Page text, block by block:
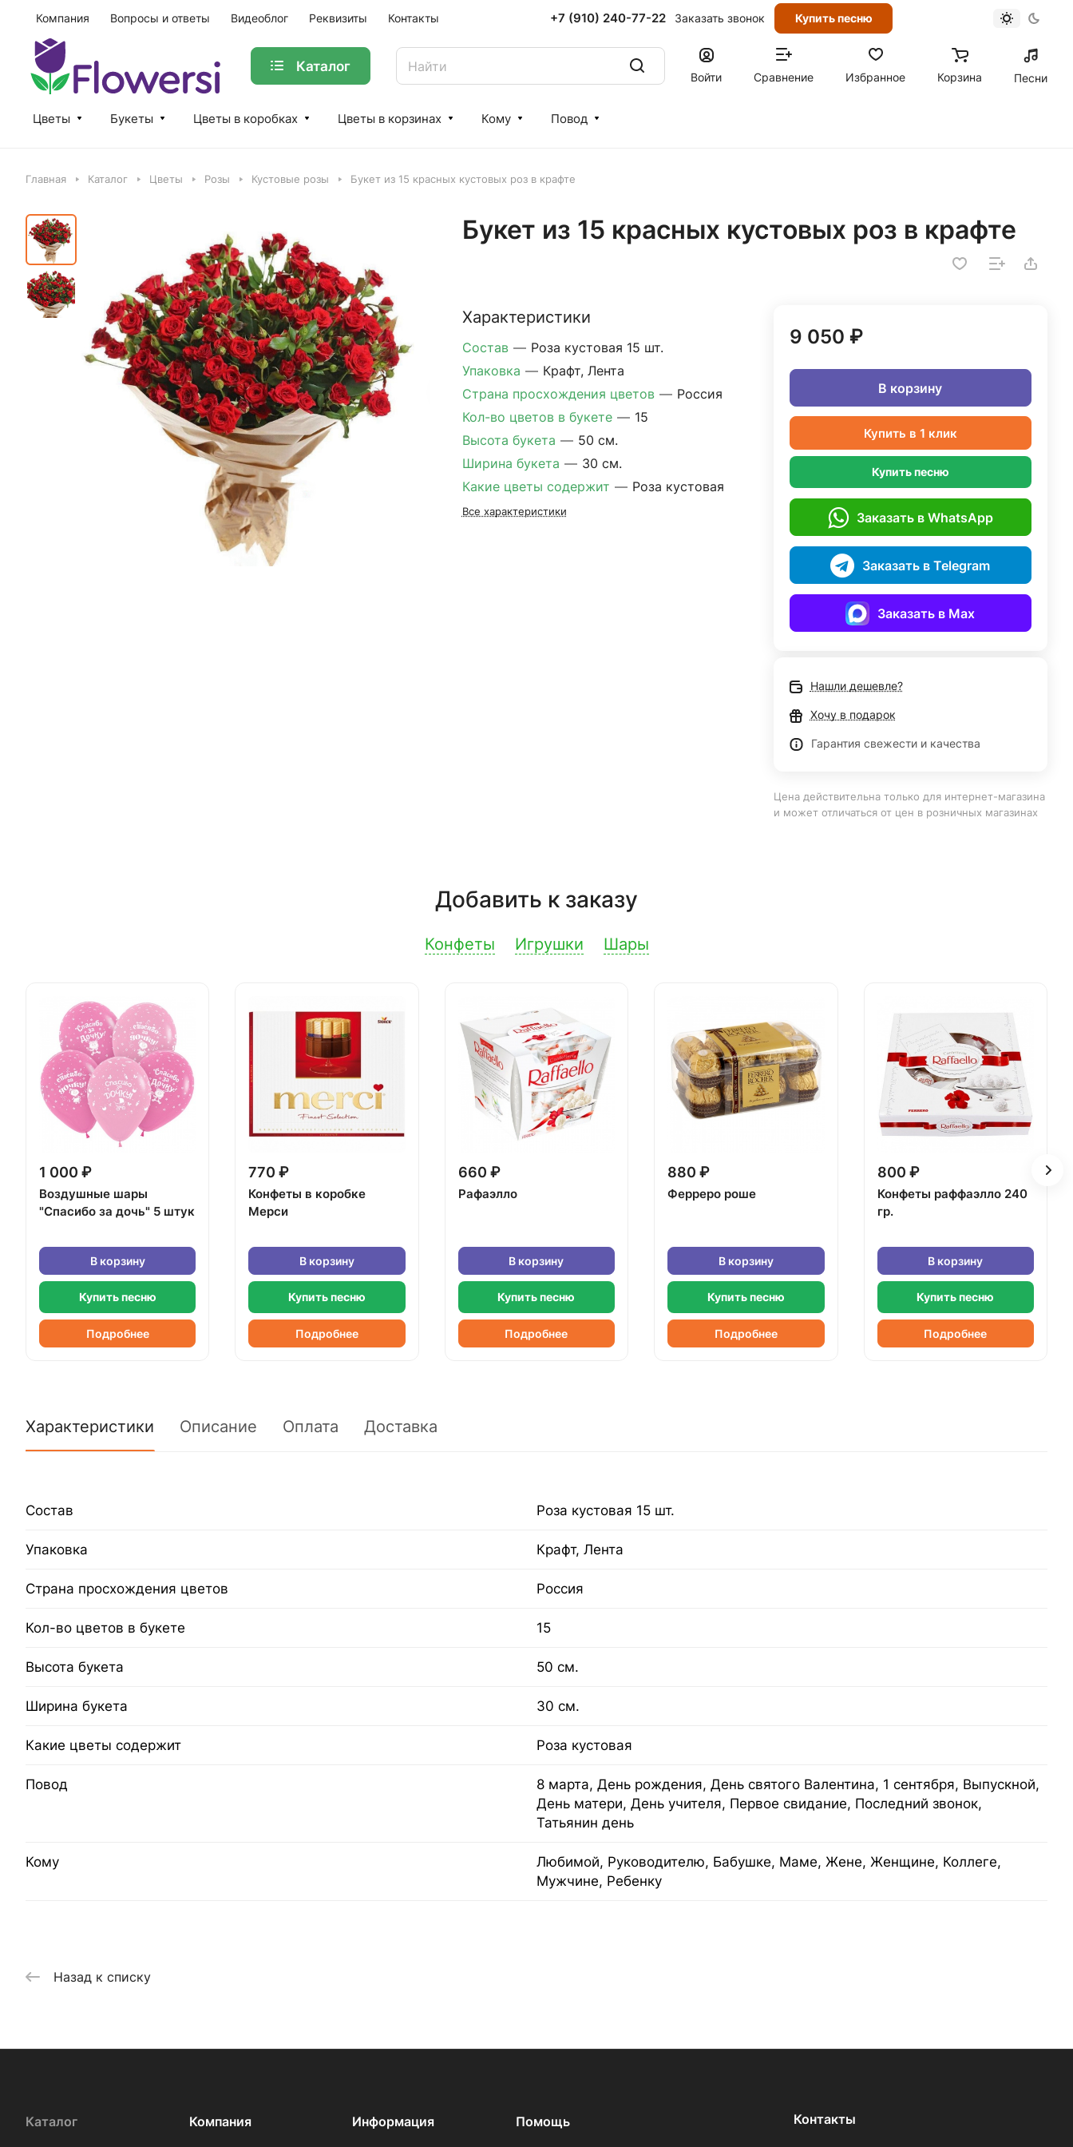
Компания Вопросы и ответы Видеоблог Реквизиты Контакты +7 (910) 240-77-22 Заказать звонок Купить песню
Каталог
Войти Сравнение Избранное Корзина Песни
Цветы Букеты Цветы в коробках Цветы в корзинах Кому Повод
Главная Каталог Цветы Розы Кустовые розы Букет из 15 красных кустовых роз в крафте
Букет из 15 красных кустовых роз в крафте
Характеристики
Состав — Роза кустовая 15 шт.
Упаковка — Крафт, Лента
Страна просхождения цветов — Россия
Кол-во цветов в букете — 15
Высота букета — 50 см.
Ширина букета — 30 см.
Какие цветы содержит — Роза кустовая
Все характеристики
9 050 ₽
В корзину
Купить в 1 клик
Купить песню
Заказать в WhatsApp
Заказать в Telegram
Заказать в Max
Нашли дешевле?
Хочу в подарок
Гарантия свежести и качества
Цена действительна только для интернет-магазина
и может отличаться от цен в розничных магазинах
Добавить к заказу
Конфеты Игрушки Шары
1 000 ₽
Воздушные шары
"Спасибо за дочь" 5 штук
В корзину
Купить песню
Подробнее
770 ₽
Конфеты в коробке
Мерси
В корзину
Купить песню
Подробнее
660 ₽
Рафаэлло
В корзину
Купить песню
Подробнее
880 ₽
Ферреро роше
В корзину
Купить песню
Подробнее
800 ₽
Конфеты раффаэлло 240
гр.
В корзину
Купить песню
Подробнее
Характеристики Описание Оплата Доставка
Состав Роза кустовая 15 шт.
Упаковка Крафт, Лента
Страна просхождения цветов Россия
Кол-во цветов в букете 15
Высота букета 50 см.
Ширина букета 30 см.
Какие цветы содержит Роза кустовая
Повод
8 марта, День рождения, День святого Валентина, 1 сентября, Выпускной,
День матери, День учителя, Первое свидание, Последний звонок,
Татьянин день
Кому
Любимой, Руководителю, Бабушке, Маме, Жене, Женщине, Коллеге,
Мужчине, Ребенку
Назад к списку
Каталог Компания Информация Помощь Контакты